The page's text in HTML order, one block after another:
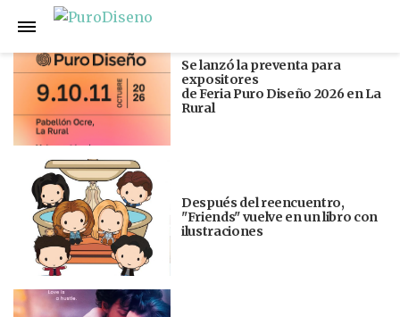
Anterior
Se lanzó la preventa para
expositores
de Feria Puro Diseño 2026 en La
Rural
Después del reencuentro,
"Friends" vuelve en un libro con
ilustraciones
Siguiente